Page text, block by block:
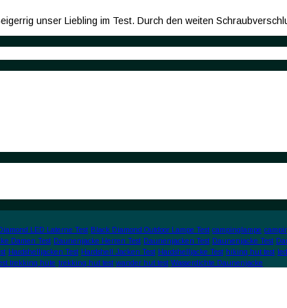
unser Liebling im Test. Durch den weiten
LED Laterne Test Black Diamond Outdoor Lampe Test campinglampe
Damen Test Daunenjacke Herren Test Daunenjacken Test Daunenjacke Test
Hardshelljacken Test Hardshell Jacken Test Hardshelljacke Test hiking hut test
trekking hüte trekking hut test wander hut test Wasserdichte Daunenjacke